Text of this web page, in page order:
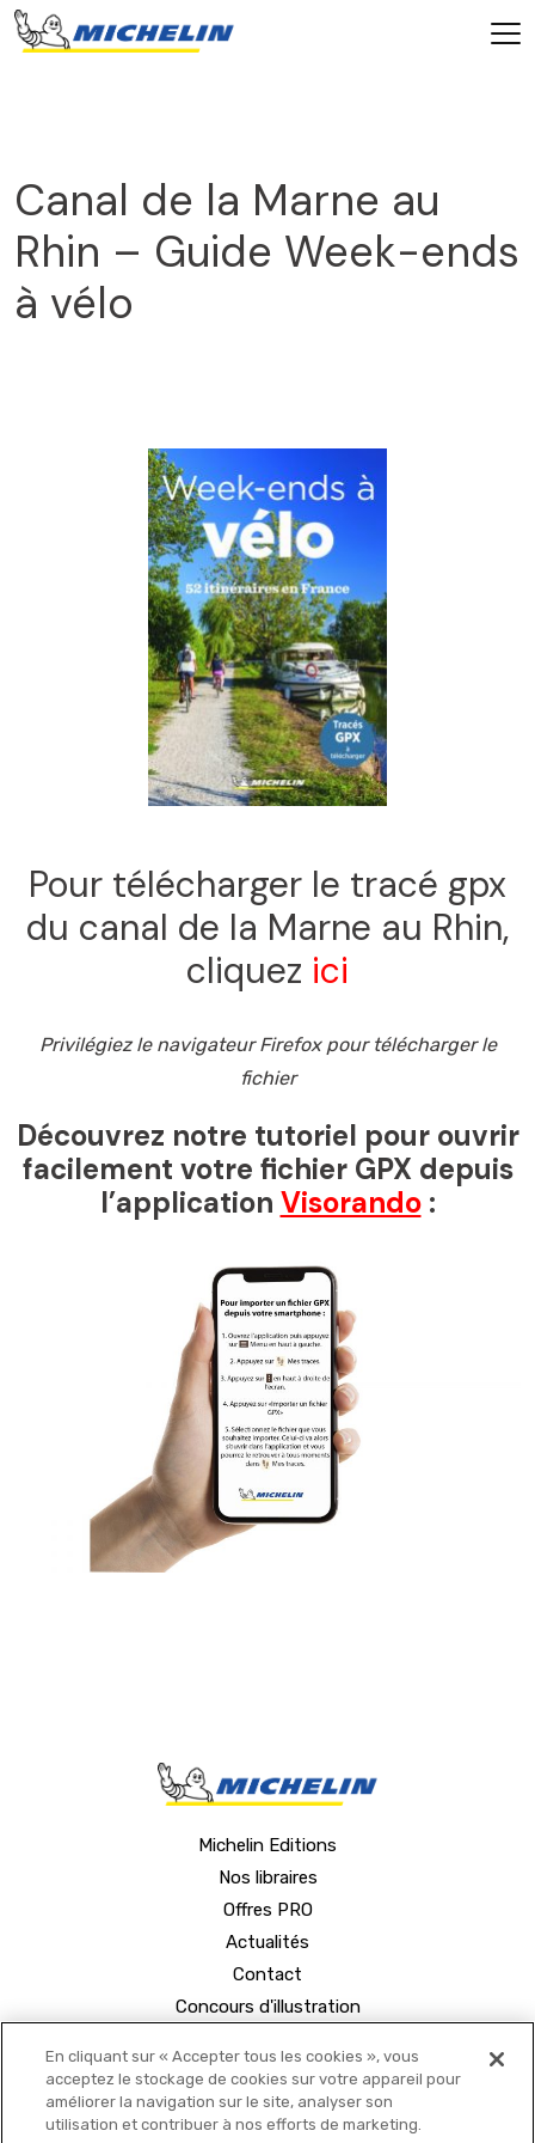
Canal de la Marne au
Rhin – Guide Week-ends
à vélo
Pour télécharger le tracé gpx
du canal de la Marne au Rhin,
cliquez ici
Privilégiez le navigateur Firefox pour télécharger le
fichier
Découvrez notre tutoriel pour ouvrir
facilement votre fichier GPX depuis
l’application Visorando:
Michelin Editions
Nos libraires
Offres PRO
Actualités
Contact
Concours d'illustration
En cliquant sur « Accepter tous les cookies », vous
acceptez le stockage de cookies sur votre appareil pour
améliorer la navigation sur le site, analyser son
utilisation et contribuer à nos efforts de marketing.